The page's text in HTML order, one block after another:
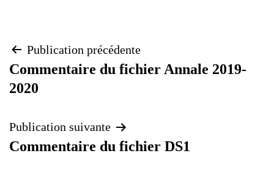
Navigation
de
l’article
Publication précédente
Commentaire du fichier Annale 2019-
2020
Publication suivante
Commentaire du fichier DS1